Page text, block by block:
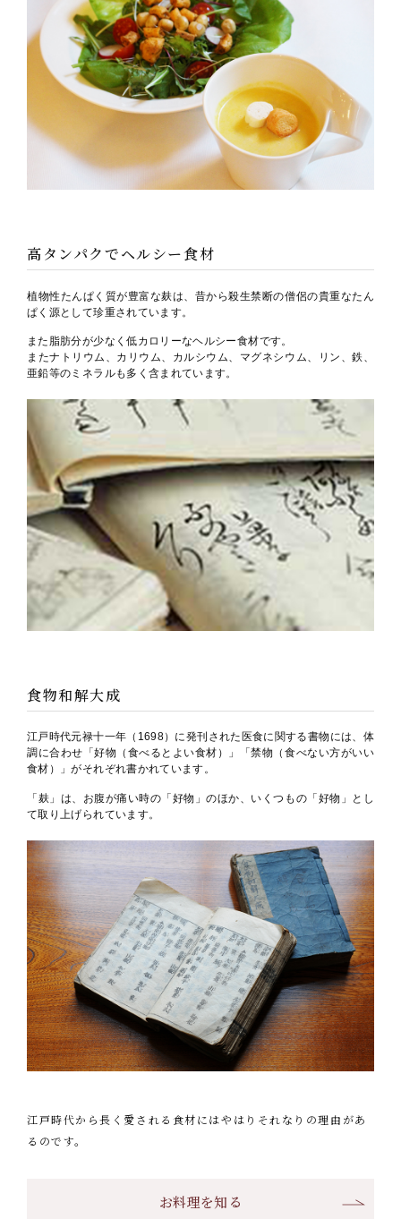
高タンパクでヘルシー食材
植物性たんぱく質が豊富な麸は、昔から殺生禁断の僧侶の貴重なたん
ぱく源として珍重されています。
また脂肪分が少なく低カロリーなヘルシー食材です。
またナトリウム、カリウム、カルシウム、マグネシウム、リン、鉄、
亜鉛等のミネラルも多く含まれています。
食物和解大成
江戸時代元禄十一年（1698）に発刊された医食に関する書物には、体
調に合わせ「好物（食べるとよい食材）」「禁物（食べない方がいい
食材）」がそれぞれ書かれています。
「麸」は、お腹が痛い時の「好物」のほか、いくつもの「好物」とし
て取り上げられています。
江戸時代から長く愛される食材にはやはりそれなりの理由があ
るのです。
お料理を知る